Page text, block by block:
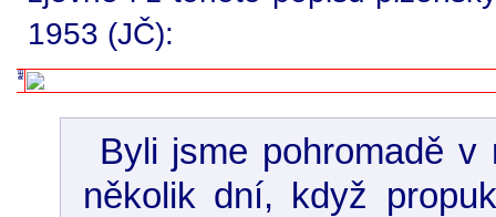
1953 (JČ):
Byli jsme pohromadě v
několik dní, když